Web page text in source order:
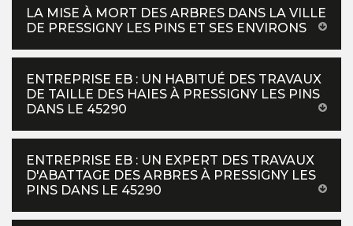
LA MISE À MORT DES ARBRES DANS LA VILLE
DE PRESSIGNY LES PINS ET SES ENVIRONS
ENTREPRISE EB : UN HABITUÉ DES TRAVAUX
DE TAILLE DES HAIES À PRESSIGNY LES PINS
DANS LE 45290
ENTREPRISE EB : UN EXPERT DES TRAVAUX
D'ABATTAGE DES ARBRES À PRESSIGNY LES
PINS DANS LE 45290